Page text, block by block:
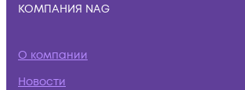
КОМПАНИЯ NAG
О компании
Новости